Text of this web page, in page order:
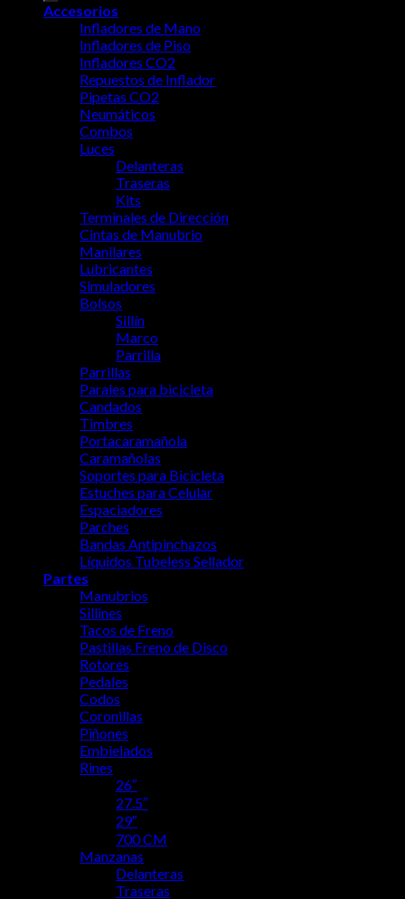
Accesorios
Infladores de Mano
Infladores de Piso
Infladores CO2
Repuestos de Inflador
Pipetas CO2
Neumáticos
Combos
Luces
Delanteras
Traseras
Kits
Terminales de Dirección
Cintas de Manubrio
Manilares
Lubricantes
Simuladores
Bolsos
Sillín
Marco
Parrilla
Parrillas
Parales para bicicleta
Candados
Timbres
Portacaramañola
Caramañolas
Soportes para Bicicleta
Estuches para Celular
Espaciadores
Parches
Bandas Antipinchazos
Líquidos Tubeless Sellador
Partes
Manubrios
Sillines
Tacos de Freno
Pastillas Freno de Disco
Rotores
Pedales
Codos
Coronillas
Piñones
Embielados
Rines
26″
27.5″
29″
700 CM
Manzanas
Delanteras
Traseras